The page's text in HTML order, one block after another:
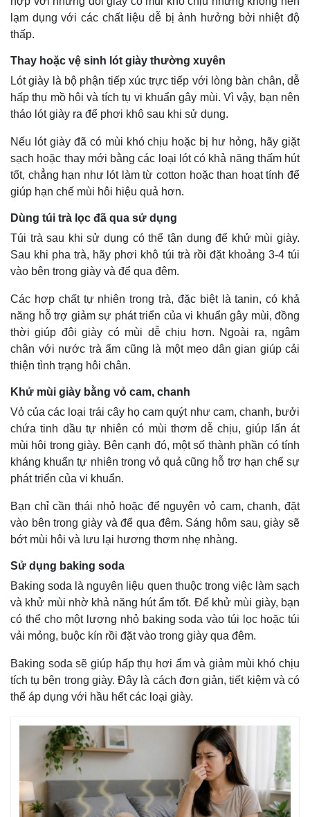
Kinh tế
Bất động sản
Khởi nghiệp
Thị trường
Giá vàng
Tiêu dùng
Giá cà phê
lạm dụng với các chất liệu dễ bị ảnh hưởng bởi nhiệt độ
thấp.
Thay hoặc vệ sinh lót giày thường xuyên
Lót giày là bộ phận tiếp xúc trực tiếp với lòng bàn chân, dễ
hấp thụ mồ hôi và tích tụ vi khuẩn gây mùi. Vì vậy, bạn nên
tháo lót giày ra để phơi khô sau khi sử dụng.
Nếu lót giày đã có mùi khó chịu hoặc bị hư hỏng, hãy giặt
sạch hoặc thay mới bằng các loại lót có khả năng thấm hút
tốt, chẳng hạn như lót làm từ cotton hoặc than hoạt tính để
giúp hạn chế mùi hôi hiệu quả hơn.
Dùng túi trà lọc đã qua sử dụng
Túi trà sau khi sử dụng có thể tận dụng để khử mùi giày.
Sau khi pha trà, hãy phơi khô túi trà rồi đặt khoảng 3-4 túi
vào bên trong giày và để qua đêm.
Các hợp chất tự nhiên trong trà, đặc biệt là tanin, có khả
năng hỗ trợ giảm sự phát triển của vi khuẩn gây mùi, đồng
thời giúp đôi giày có mùi dễ chịu hơn. Ngoài ra, ngâm
chân với nước trà ấm cũng là một mẹo dân gian giúp cải
thiện tình trạng hôi chân.
Khử mùi giày bằng vỏ cam, chanh
Vỏ của các loại trái cây họ cam quýt như cam, chanh, bưởi
chứa tinh dầu tự nhiên có mùi thơm dễ chịu, giúp lấn át
mùi hôi trong giày. Bên cạnh đó, một số thành phần có tính
kháng khuẩn tự nhiên trong vỏ quả cũng hỗ trợ hạn chế sự
phát triển của vi khuẩn.
Bạn chỉ cần thái nhỏ hoặc để nguyên vỏ cam, chanh, đặt
vào bên trong giày và để qua đêm. Sáng hôm sau, giày sẽ
bớt mùi hôi và lưu lại hương thơm nhẹ nhàng.
Sử dụng baking soda
Baking soda là nguyên liệu quen thuộc trong việc làm sạch
và khử mùi nhờ khả năng hút ẩm tốt. Để khử mùi giày, bạn
có thể cho một lượng nhỏ baking soda vào túi lọc hoặc túi
vải mỏng, buộc kín rồi đặt vào trong giày qua đêm.
Baking soda sẽ giúp hấp thụ hơi ẩm và giảm mùi khó chịu
tích tụ bên trong giày. Đây là cách đơn giản, tiết kiệm và có
thể áp dụng với hầu hết các loại giày.